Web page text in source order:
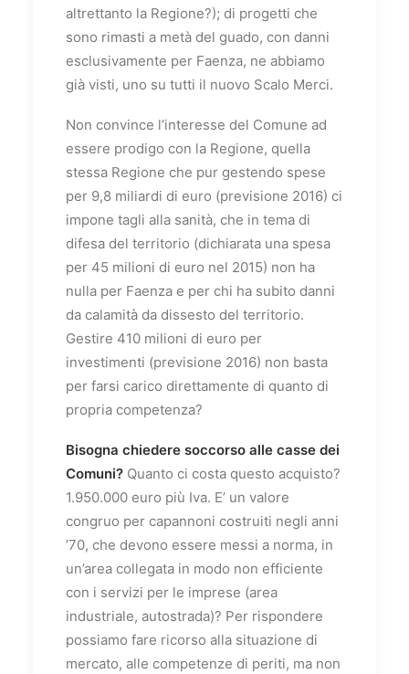
altrettanto la Regione?); di progetti che
sono rimasti a metà del guado, con danni
esclusivamente per Faenza, ne abbiamo
già visti, uno su tutti il nuovo Scalo Merci.
Non convince l’interesse del Comune ad
essere prodigo con la Regione, quella
stessa Regione che pur gestendo spese
per 9,8 miliardi di euro (previsione 2016) ci
impone tagli alla sanità, che in tema di
difesa del territorio (dichiarata una spesa
per 45 milioni di euro nel 2015) non ha
nulla per Faenza e per chi ha subito danni
da calamità da dissesto del territorio.
Gestire 410 milioni di euro per
investimenti (previsione 2016) non basta
per farsi carico direttamente di quanto di
propria competenza?
Bisogna chiedere soccorso alle casse dei
Comuni? Quanto ci costa questo acquisto?
1.950.000 euro più Iva. E’ un valore
congruo per capannoni costruiti negli anni
’70, che devono essere messi a norma, in
un’area collegata in modo non efficiente
con i servizi per le imprese (area
industriale, autostrada)? Per rispondere
possiamo fare ricorso alla situazione di
mercato, alle competenze di periti, ma non